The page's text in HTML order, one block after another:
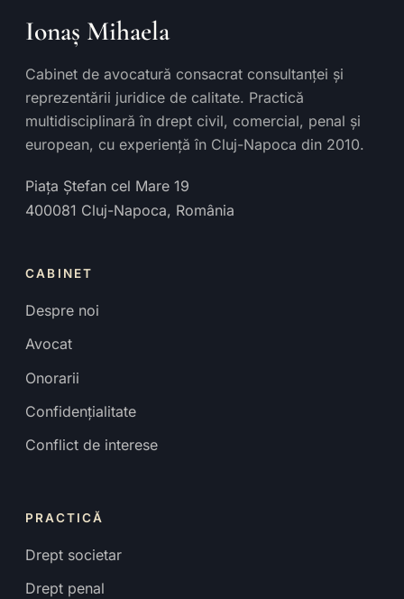
Ionaș Mihaela
Cabinet de avocatură consacrat consultanței și
reprezentării juridice de calitate. Practică
multidisciplinară în drept civil, comercial, penal și
european, cu experiență în Cluj-Napoca din 2010.
Piața Ștefan cel Mare 19
400081 Cluj-Napoca, România
CABINET
Despre noi
Avocat
Onorarii
Confidențialitate
Conflict de interese
PRACTICĂ
Drept societar
Drept penal